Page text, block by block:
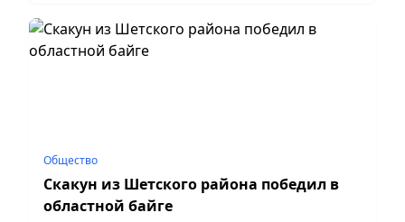
Общество
Скакун из Шетского района победил в
областной байге